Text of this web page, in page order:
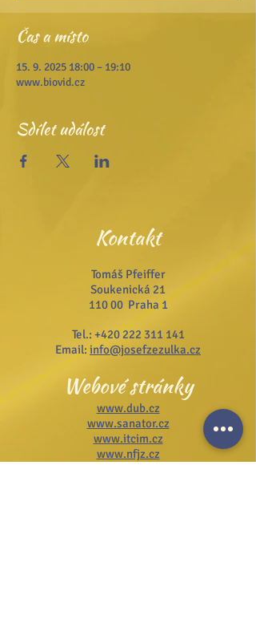
Čas a místo
15. 9. 2025 18:00 – 19:10
www.biovid.cz
Sdílet událost
Kontakt
Tomáš Pfeiffer
Soukenická 21
110 00 Praha 1
Tel.: +420 222 311 141
Email: info@josefzezulka.cz
Webové stránky
www.dub.cz
www.sanator.cz
www.itcim.cz
www.nfjz.cz